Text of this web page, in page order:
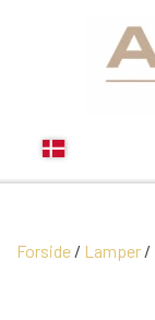
Forside Lamper